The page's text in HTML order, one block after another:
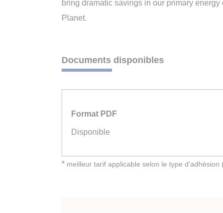
bring dramatic savings in our primary
Planet.
Documents disponibles
Format PDF
Disponible
* meilleur tarif applicable selon le type